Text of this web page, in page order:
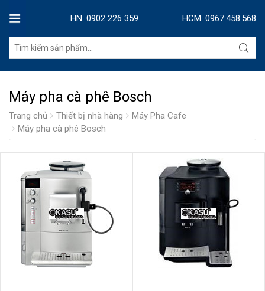
HN: 0902 226 359 HCM: 0967.458.568
Máy pha cà phê Bosch
Trang chủ Thiết bị nhà hàng
Máy Pha Cafe
Máy pha cà phê Bosch